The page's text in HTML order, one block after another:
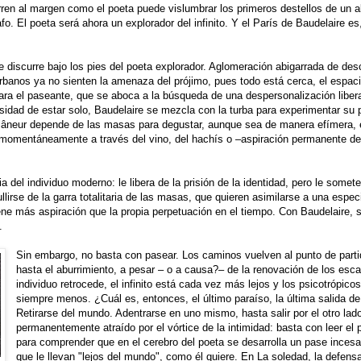
al margen como el poeta puede vislumbrar los primeros destellos de un
El poeta será ahora un explorador del infinito. Y el París de Baudelaire
bajo los pies del poeta explorador. Aglomeración abigarrada de
ya no sienten la amenaza del prójimo, pues todo está cerca, el
el paseante, que se aboca a la búsqueda de una despersonalización
de estar solo, Baudelaire se mezcla con la turba para experimentar su
depende de las masas para degustar, aunque sea de manera
a través del vino, del hachís o –aspiración permanente
del individuo moderno: le libera de la prisión de la identidad, pero le
de la garra totalitaria de las masas, que quieren asimilarse a una
más aspiración que la propia perpetuación en el tiempo. Con Baudelaire,
Sin embargo, no basta con pasear. Los caminos vuelven al punto de
hasta el aburrimiento, a pesar – o a causa?– de la renovación de los
individuo retrocede, el infinito está cada vez más lejos y los
siempre menos. ¿Cuál es, entonces, el último paraíso, la última salida
Retirarse del mundo. Adentrarse en uno mismo, hasta salir por el otro
permanentemente atraído por el vórtice de la intimidad: basta con leer el
para comprender que en el cerebro del poeta se desarrolla un pase
que le llevan "lejos del mundo", como él quiere. En La soledad, la